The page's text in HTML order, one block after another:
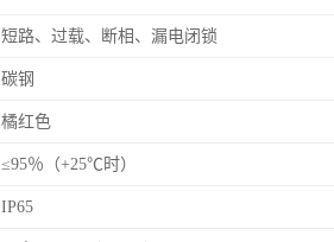
短路、过载、断相、漏电闭锁
碳钢
橘红色
≤95％（+25℃时）
IP65